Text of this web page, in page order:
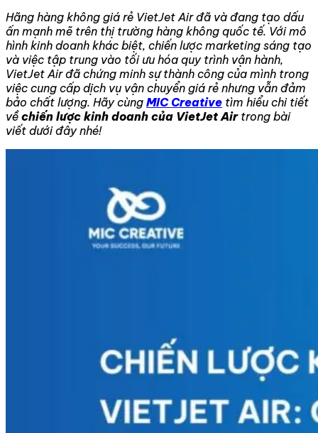
Hãng hàng không giá rẻ VietJet Air đã và đang tạo dấu
ấn mạnh mẽ trên thị trường hàng không quốc tế. Với mô
hình kinh doanh khác biệt, chiến lược marketing sáng tạo
và việc tập trung vào tối ưu hóa quy trình vận hành,
VietJet Air đã chứng minh sự thành công của mình trong
việc cung cấp dịch vụ vận chuyển giá rẻ nhưng vẫn đảm
bảo chất lượng. Hãy cùng MIC Creative tìm hiểu chi tiết
vềchiến lược kinh doanh của VietJet Airtrong bài
viết dưới đây nhé!